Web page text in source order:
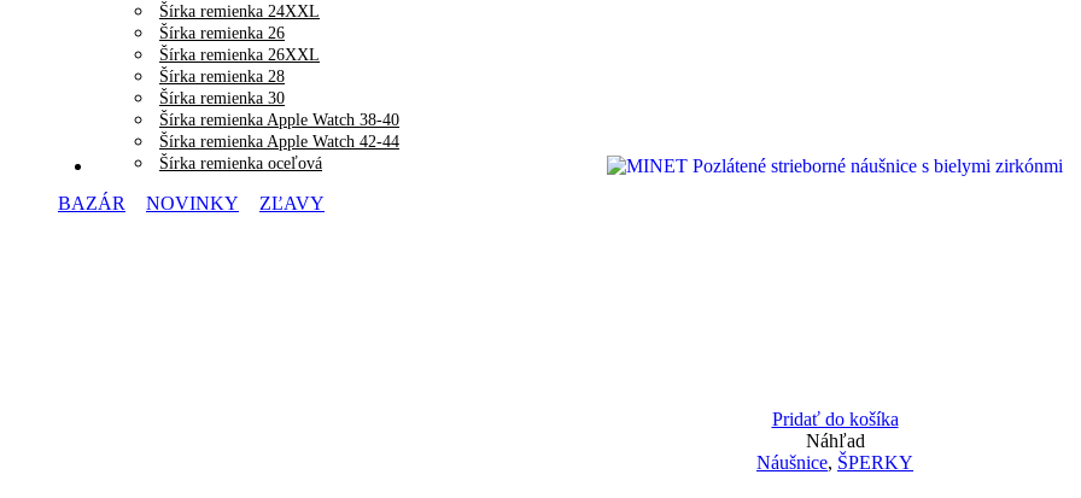
Šírka remienka 24XXL
Šírka remienka 26
Šírka remienka 26XXL
Šírka remienka 28
Šírka remienka 30
Šírka remienka Apple Watch 38-40
Šírka remienka Apple Watch 42-44
Šírka remienka oceľová
BAZÁR NOVINKY ZĽAVY
Pridať do košíka
Náhľad
Náušnice, ŠPERKY